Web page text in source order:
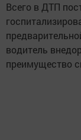
Всего в ДТП
водитель
преимущество